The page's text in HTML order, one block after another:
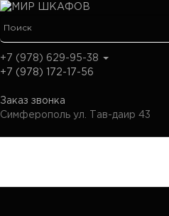
+7 (978) 629-95-38
+7 (978) 172-17-56
Заказ звонка
Симферополь ул. Тав-даир 43